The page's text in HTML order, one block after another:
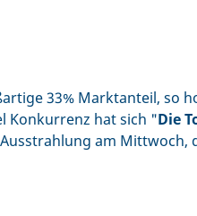
33% Marktanteil, so
Konkurrenz hat sich "Die
am Mittwoch,